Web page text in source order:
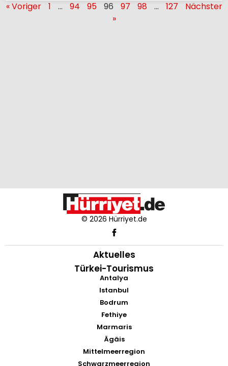
« Voriger 1 … 94 95 96 97 98 … 127
Nächster
»
© 2026 Hürriyet.de
Aktuelles
Türkei-Tourismus
Antalya
Istanbul
Bodrum
Fethiye
Marmaris
Ägäis
Mittelmeerregion
Schwarzmeerregion